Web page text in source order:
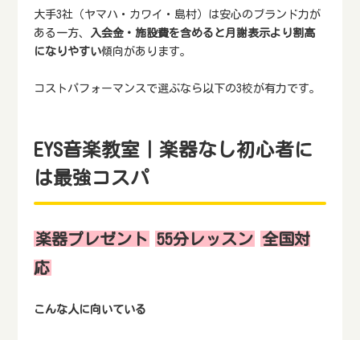
大手3社（ヤマハ・カワイ・島村）は安心のブランド力が
ある一方、
入会金・施設費を含めると月謝表示より割高
になりやすい傾向があります。
コストパフォーマンスで選ぶなら以下の3校が有力です。
EYS音楽教室｜楽器なし初心者に
は最強コスパ
楽器プレゼント 55分レッスン 全国対
応
こんな人に向いている